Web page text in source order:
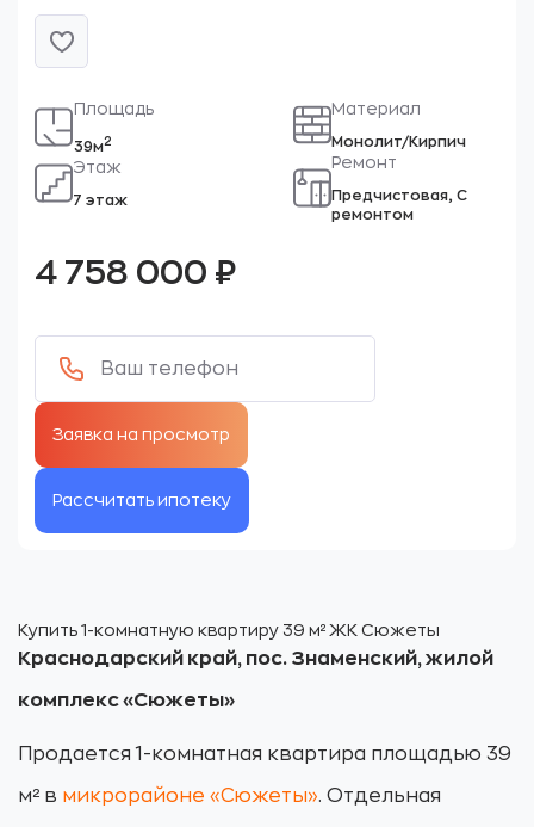
Площадь
39м2
Этаж
7 этаж
Материал
Монолит/Кирпич
Ремонт
Предчистовая, С
ремонтом
4 758 000 ₽
Рассчитать ипотеку
Купить 1-комнатную квартиру 39 м² ЖК Сюжеты
Краснодарский край, пос. Знаменский, жилой
комплекс «Сюжеты»
Продается 1-комнатная квартира площадью 39
м² в микрорайоне «Сюжеты». Отдельная